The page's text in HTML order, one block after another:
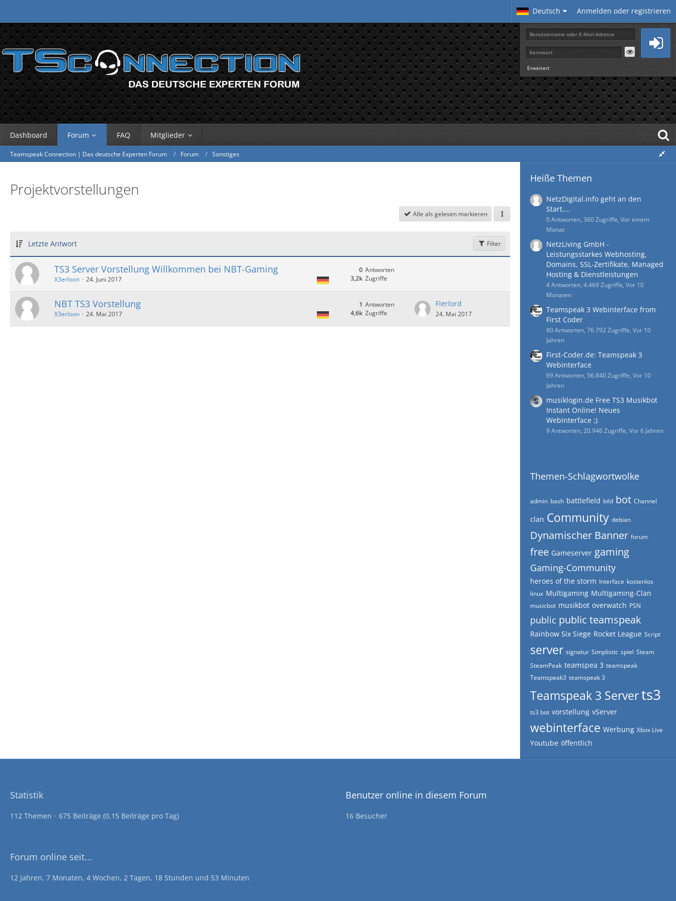
Deutsch Anmelden oder registrieren
Erweitert
Dashboard Forum FAQ Mitglieder
Teamspeak Connection | Das deutsche Experten Forum Forum Sonstiges
Projektvorstellungen
Alle als gelesen markieren
Letzte Antwort Filter
TS3 Server Vorstellung Willkommen bei NBT-Gaming
X3erloon 24. Juni 2017
Antworten
0
Zugriffe
3,2k
NBT TS3 Vorstellung
X3erloon 24. Mai 2017
Antworten
1
Zugriffe
4,6k
Fierlord
24. Mai 2017
Heiße Themen
NetzDigital.info geht an den
Start....
0 Antworten, 360 Zugriffe, Vor einem
Monat
NetzLiving GmbH -
Leistungsstarkes Webhosting,
Domains, SSL-Zertifikate, Managed
Hosting & Dienstleistungen
4 Antworten, 4.469 Zugriffe, Vor 10
Monaten
Teamspeak 3 Webinterface from
First Coder
80 Antworten, 76.792 Zugriffe, Vor 10
Jahren
First-Coder.de: Teamspeak 3
Webinterface
69 Antworten, 56.840 Zugriffe, Vor 10
Jahren
musiklogin.de Free TS3 Musikbot
Instant Online! Neues
Webinterface ;)
9 Antworten, 20.946 Zugriffe, Vor 6 Jahren
Themen-Schlagwortwolke
admin bash battlefield bild bot Channel
clan Community debian
Dynamischer Banner forum
free Gameserver gaming
Gaming-Community
heroes of the storm Interface kostenlos
linux Multigaming Multigaming-Clan
musicbot musikbot overwatch PSN
public public teamspeak
Rainbow Six Siege Rocket League Script
server signatur Simplistic spiel Steam
SteamPeak teamspea 3 teamspeak
Teamspeak3 teamspeak 3
Teamspeak 3 Serverts3
ts3 bot vorstellung vServer
webinterface Werbung Xbox Live
Youtube öffentlich
Statistik
112 Themen 675 Beiträge (0,15 Beiträge pro Tag)
Benutzer online in diesem Forum
16 Besucher
Forum online seit...
12 Jahren, 7 Monaten, 4 Wochen, 2 Tagen, 18 Stunden und 53 Minuten